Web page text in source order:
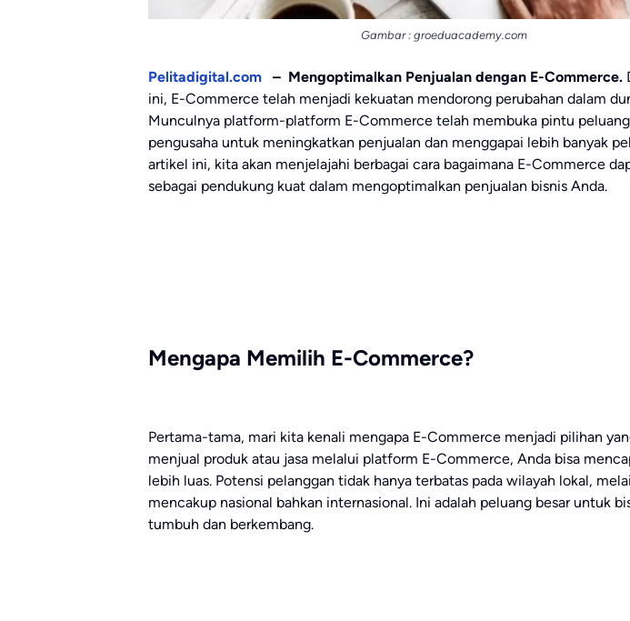
Gambar : groeduacademy.com
Pelitadigital.com – Mengoptimalkan Penjualan dengan E-Commerce.
ini, E-Commerce telah menjadi kekuatan mendorong perubahan dalam
Munculnya platform-platform E-Commerce telah membuka pintu
pengusaha untuk meningkatkan penjualan dan menggapai lebih banyak
artikel ini, kita akan menjelajahi berbagai cara bagaimana E-Commerce
sebagai pendukung kuat dalam mengoptimalkan penjualan bisnis Anda.
Mengapa Memilih E-Commerce?
Pertama-tama, mari kita kenali mengapa E-Commerce menjadi pilihan
menjual produk atau jasa melalui platform E-Commerce, Anda bisa
lebih luas. Potensi pelanggan tidak hanya terbatas pada wilayah lokal,
mencakup nasional bahkan internasional. Ini adalah peluang besar untuk
tumbuh dan berkembang.